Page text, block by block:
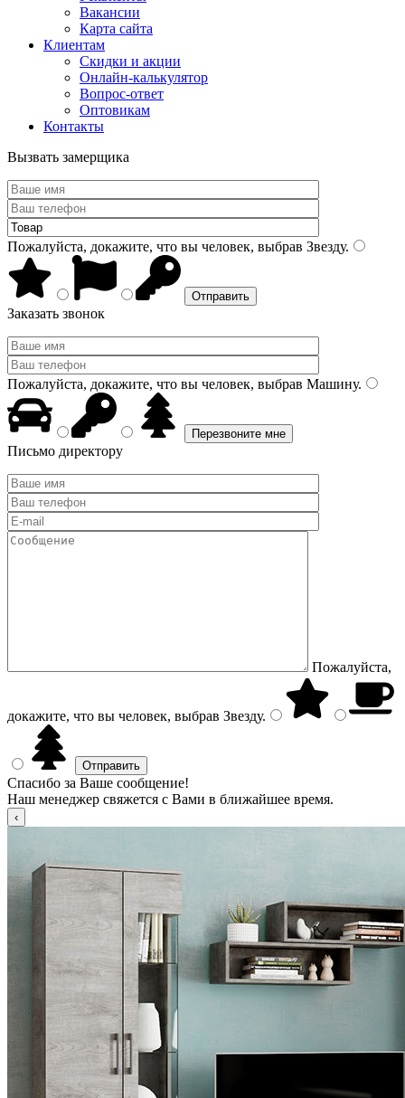
Вакансии
Карта сайта
Клиентам
Скидки и акции
Онлайн-калькулятор
Вопрос-ответ
Оптовикам
Контакты
Вызвать замерщика
Пожалуйста, докажите, что вы человек, выбрав Звезду.
Заказать звонок
Пожалуйста, докажите, что вы человек, выбрав Машину.
Письмо директору
Пожалуйста,
докажите, что вы человек, выбрав Звезду.
Спасибо за Ваше сообщение!
Наш менеджер свяжется с Вами в ближайшее время.